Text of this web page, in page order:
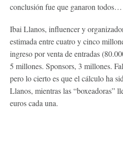
conclusión fue que ganaron todos…
Ibai Llanos, influencer y
estimada entre cuatro y cinco
ingreso por venta de entradas
5 millones. Sponsors, 3 millones.
pero lo cierto es que el cálculo ha
Llanos, mientras las “boxeadoras”
euros cada una.